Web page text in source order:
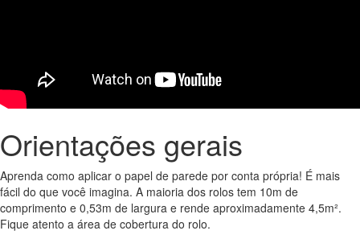
Orientações gerais
Aprenda como aplicar o papel de parede por conta própria! É mais
fácil do que você imagina. A maioria dos rolos tem 10m de
comprimento e 0,53m de largura e rende aproximadamente 4,5m².
Fique atento a área de cobertura do rolo.